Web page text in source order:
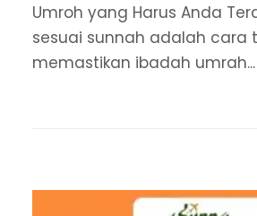
Umroh yang Harus Anda
sesuai sunnah adalah cara
memastikan ibadah umrah...